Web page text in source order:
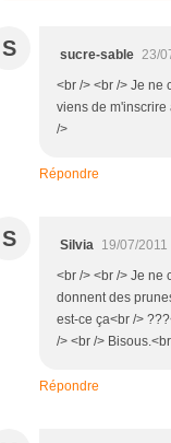
S sucre-sable 23/
<br /> <br /> Je ne
viens de m'inscrire
/>
Répondre
S Silvia 19/07/2011
<br /> <br /> Je ne
donnent des
est-ce ça<br />
/> <br />
Répondre